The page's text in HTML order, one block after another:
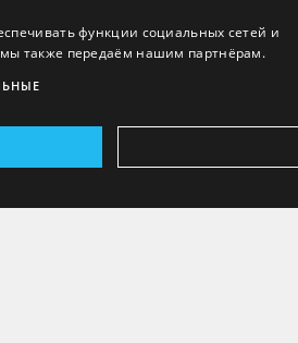
функции социальных сетей и
также передаём нашим партнёрам.